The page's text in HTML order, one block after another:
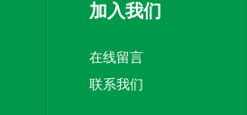
加入我们
在线留言
联系我们